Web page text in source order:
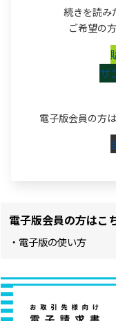
続きを読み
ご希望の
サ
電子版会員の方
電子版会員の方はこ
・電子版の使い方